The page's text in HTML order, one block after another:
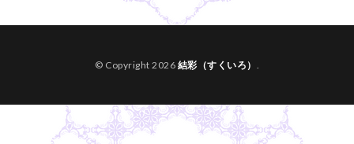
© Copyright 2026 結彩（すくいろ） .